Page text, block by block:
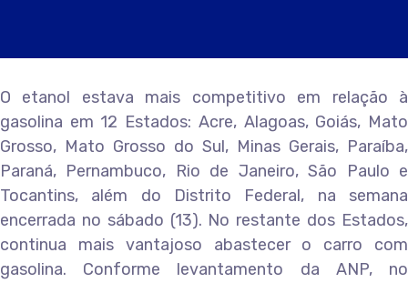
O etanol estava mais competitivo em relação à
gasolina em 12 Estados: Acre, Alagoas, Goiás, Mato
Grosso, Mato Grosso do Sul, Minas Gerais, Paraíba,
Paraná, Pernambuco, Rio de Janeiro, São Paulo e
Tocantins, além do Distrito Federal, na semana
encerrada no sábado (13). No restante dos Estados,
continua mais vantajoso abastecer o carro com
gasolina. Conforme levantamento da ANP, no